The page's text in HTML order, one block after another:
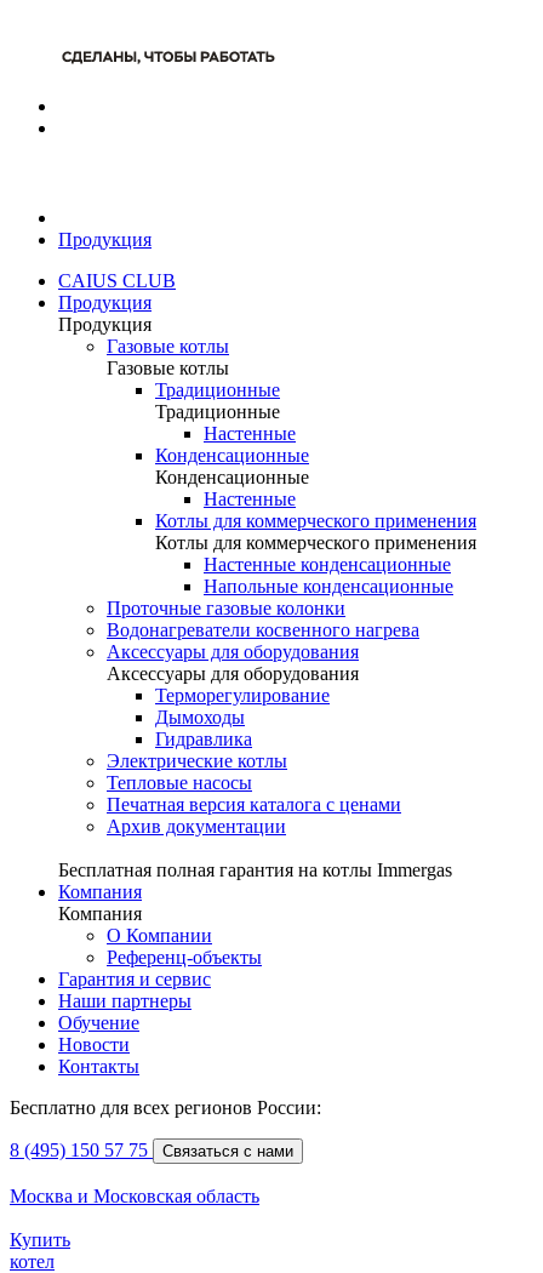
Продукция
CAIUS CLUB
Продукция
Продукция
Газовые котлы
Газовые котлы
Традиционные
Традиционные
Настенные
Конденсационные
Конденсационные
Настенные
Котлы для коммерческого применения
Котлы для коммерческого применения
Настенные конденсационные
Напольные конденсационные
Проточные газовые колонки
Водонагреватели косвенного нагрева
Аксессуары для оборудования
Аксессуары для оборудования
Терморегулирование
Дымоходы
Гидравлика
Электрические котлы
Тепловые насосы
Печатная версия каталога с ценами
Архив документации
Бесплатная полная гарантия на котлы Immergas
Компания
Компания
О Компании
Референц-объекты
Гарантия и сервис
Наши партнеры
Обучение
Новости
Контакты
Бесплатно для всех регионов России:
8 (495) 150 57 75 Связаться с нами
Москва и Московская область
Купить
котел